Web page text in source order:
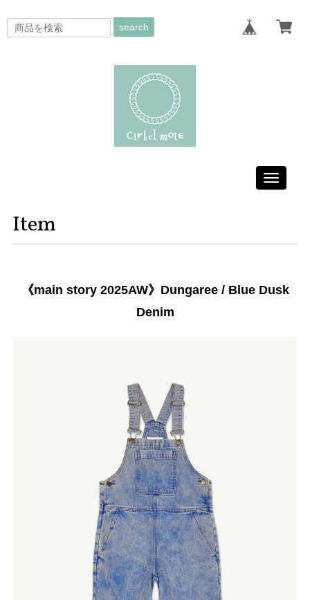
search
Toggle
Item
《main story 2025AW》Dungaree / Blue Dusk
Denim